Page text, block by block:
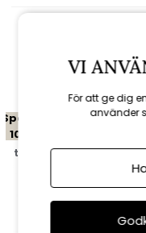
Spara
10%
till 16/8
VI
För att ge dig
använder